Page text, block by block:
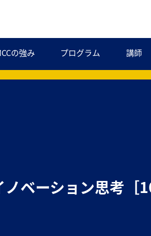
の強み プログラム 講師
ノベーション思考